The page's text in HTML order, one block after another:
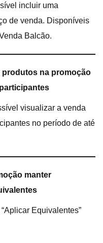
incluir uma
de venda. Disponíveis
Balcão.
na promoção
visualizar a venda
no período de até
manter
Equivalentes”